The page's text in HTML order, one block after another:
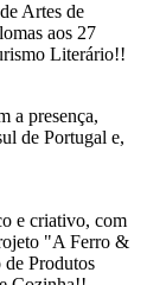
Artes de
aos 27
Literário!!
a presença,
de Portugal e,
e criativo, com
"A Ferro &
Produtos